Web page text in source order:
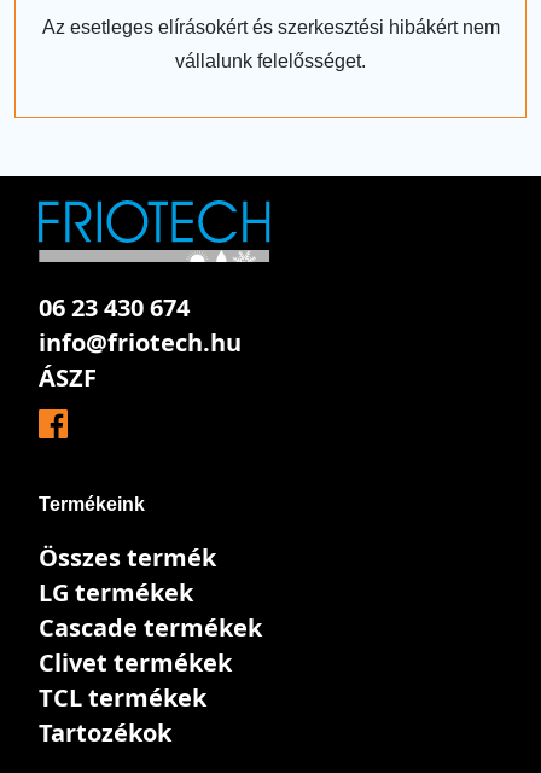
Az esetleges elírásokért és szerkesztési hibákért nem
vállalunk felelősséget.
06 23 430 674
info@friotech.hu
ÁSZF
Termékeink
Összes termék
LG termékek
Cascade termékek
Clivet termékek
TCL termékek
Tartozékok